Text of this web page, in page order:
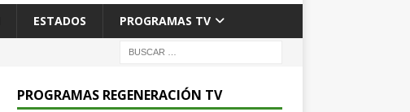
ESTADOS PROGRAMAS TV
PROGRAMAS REGENERACIÓN TV